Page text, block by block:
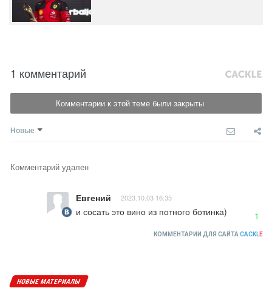
1 комментарий
Комментарии к этой теме были закрыты
Новые
Комментарий удален
Евгений 2023.10.03 16:35
и сосать это вино из потного ботинка) 1
КОММЕНТАРИИ ДЛЯ САЙТА CACKLE
НОВЫЕ МАТЕРИАЛЫ